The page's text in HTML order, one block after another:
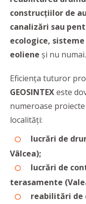
construcțiilor de
canalizări sau
ecologice,
eoliene și nu numai.
Eficiența tuturor
GEOSINTEXeste
numeroase proiecte
localități:
lucrări de
Vâlcea);
lucrări de
terasamente
reabilitări de